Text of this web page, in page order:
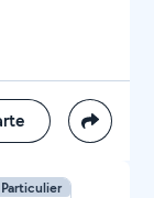
Particulier